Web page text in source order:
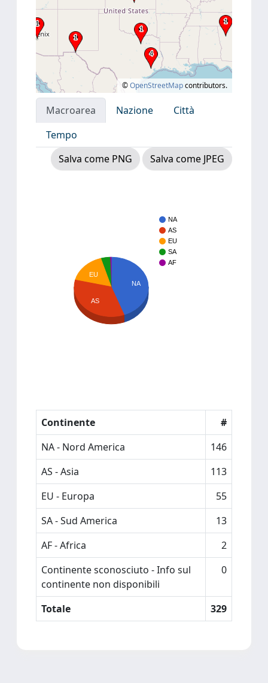
©OpenStreetMapcontributors.
Macroarea Nazione
Città
Tempo
Salva come PNG
Salva come JPEG
NA
AS
EU
SA
AF
NA
EU
AS
Continente
#
NA - Nord America
146
AS - Asia
113
EU - Europa
55
SA - Sud America
13
AF - Africa
2
Continente sconosciuto - Info sul
continente non disponibili
0
Totale 329